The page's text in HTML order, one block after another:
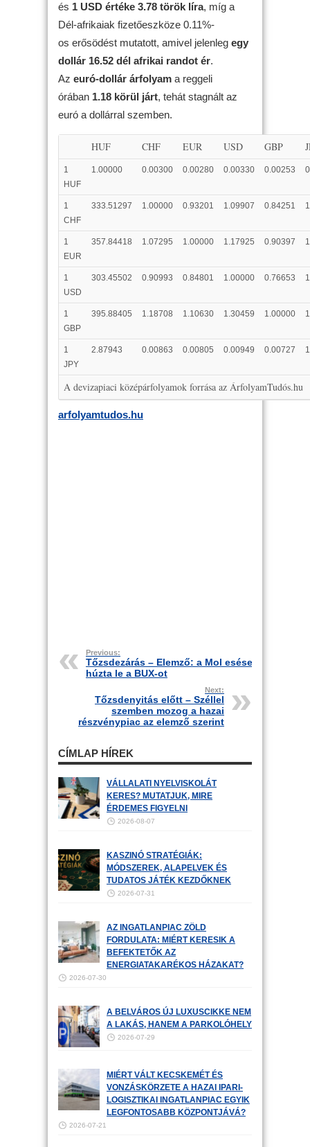
és 1 USD értéke 3.78 török líra, míg a
Dél-afrikaiak fizetőeszköze 0.11%-
os erősödést mutatott, amivel jelenleg egy
dollár 16.52 dél afrikai randot ér.
Az euró-dollár árfolyam a reggeli
órában 1.18 körül járt, tehát stagnált az
euró a dollárral szemben.
HUF CHF EUR USD GBP
1
HUF
1.00000 0.00300 0.00280 0.00330 0.00253
1
CHF
333.51297 1.00000 0.93201 1.09907 0.84251
1
EUR
357.84418 1.07295 1.00000 1.17925 0.90397
1
USD
303.45502 0.90993 0.84801 1.00000 0.76653
1
GBP
395.88405 1.18708 1.10630 1.30459 1.00000
1
JPY
2.87943 0.00863 0.00805 0.00949 0.00727
A devizapiaci középárfolyamok forrása az ÁrfolyamTudós.hu
arfolyamtudos.hu
Previous:
Tőzsdezárás – Elemző: a Mol esése
húzta le a BUX-ot
Next:
Tőzsdenyitás előtt – Széllel
szemben mozog a hazai
részvénypiac az elemző szerint
CÍMLAP HÍREK
VÁLLALATI NYELVISKOLÁT
KERES? MUTATJUK, MIRE
ÉRDEMES FIGYELNI
2026-08-07
KASZINÓ STRATÉGIÁK:
MÓDSZEREK, ALAPELVEK ÉS
TUDATOS JÁTÉK KEZDŐKNEK
2026-07-31
AZ INGATLANPIAC ZÖLD
FORDULATA: MIÉRT KERESIK A
BEFEKTETŐK AZ
ENERGIATAKARÉKOS HÁZAKAT?
2026-07-30
A BELVÁROS ÚJ LUXUSCIKKE NEM
A LAKÁS, HANEM A PARKOLÓHELY
2026-07-29
MIÉRT VÁLT KECSKEMÉT ÉS
VONZÁSKÖRZETE A HAZAI IPARI-
LOGISZTIKAI INGATLANPIAC EGYIK
LEGFONTOSABB KÖZPONTJÁVÁ?
2026-07-21